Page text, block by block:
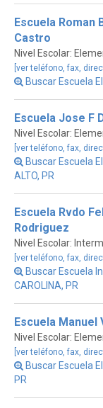
Escuela Roman
Castro
Nivel Escolar:
[ver teléfono, fax,
Buscar Escuela
Escuela Jose F
Nivel Escolar:
[ver teléfono, fax,
Buscar Escuela
ALTO, PR
Escuela Rvdo
Rodriguez
Nivel Escolar:
[ver teléfono, fax,
Buscar Escuela
CAROLINA, PR
Escuela Manuel
Nivel Escolar:
[ver teléfono, fax,
Buscar Escuela
PR